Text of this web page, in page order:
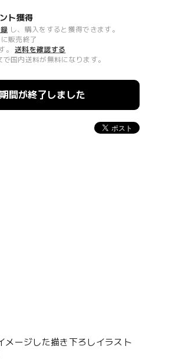
ト獲得
し、購入をすると獲得できます。
販売終了
。
送料を確認する
国内送料が無料になります。
間が終了しました
ージした描き下ろしイラスト